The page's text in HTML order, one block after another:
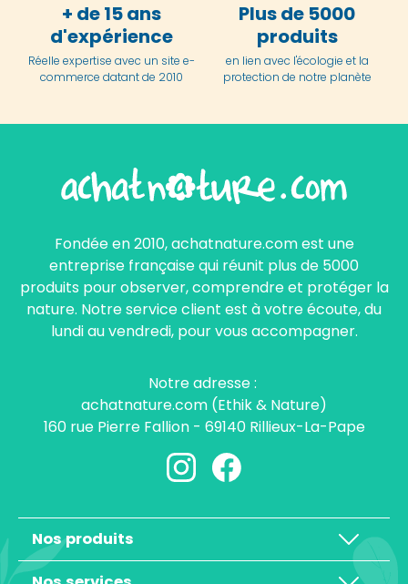
+ de 15 ans
d'expérience
Réelle expertise avec un site e-
commerce datant de 2010
Plus de 5000
produits
en lien avec l'écologie et la
protection de notre planète
Fondée en 2010, achatnature.com est une
entreprise française qui réunit plus de 5000
produits pour observer, comprendre et protéger la
nature. Notre service client est à votre écoute, du
lundi au vendredi, pour vous accompagner.
Notre adresse :
achatnature.com (Ethik & Nature)
160 rue Pierre Fallion - 69140 Rillieux-La-Pape
Nos produits